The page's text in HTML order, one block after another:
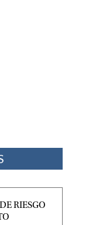
RIESGO